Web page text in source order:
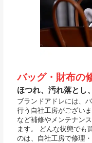
バッグ・財布の
ほつれ、汚れ落とし
ブランドアドレには、
行う自社工房がござい
など補修やメンテナン
ます。 どんな状態でも
のは、自社工房で修理